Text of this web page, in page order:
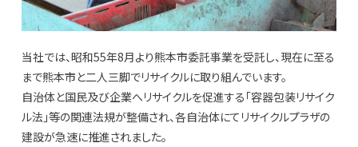
当社では、昭和55年8月より熊本市委託事業を受託し、現在に至る
まで熊本市と二人三脚でリサイクルに取り組んでいます。
自治体と国民及び企業へリサイクルを促進する「容器包装リサイク
ル法」等の関連法規が整備され、各自治体にてリサイクルプラザの
建設が急速に推進されました。